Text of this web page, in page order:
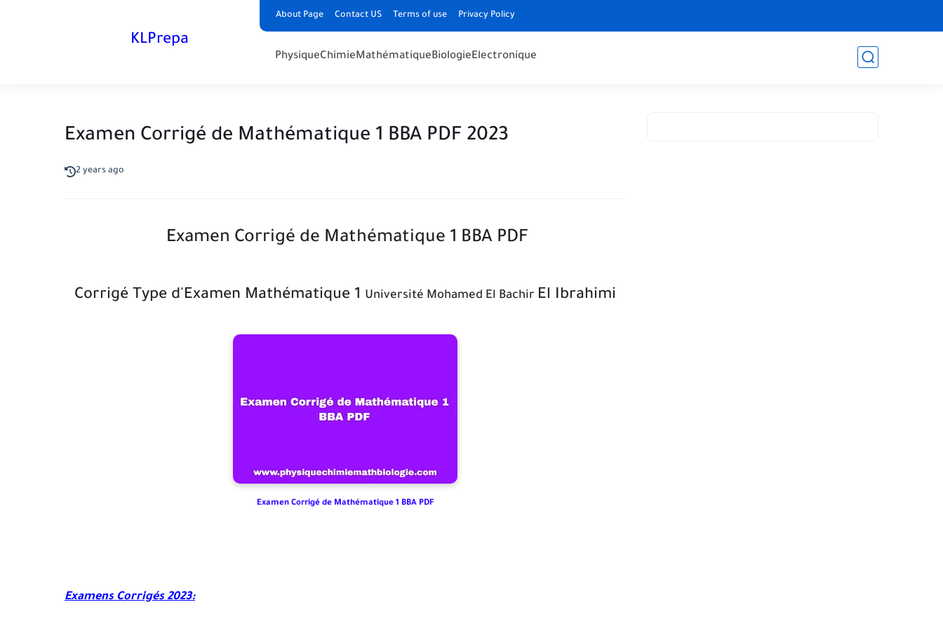
About Page Contact US Terms of use Privacy Policy
KLPrepa
PhysiqueChimieMathématiqueBiologieElectronique
Examen Corrigé de Mathématique 1 BBA PDF 2023
2 years ago
Examen Corrigé de Mathématique 1 BBA PDF
Corrigé Type d'Examen Mathématique 1 Université Mohamed El Bachir El Ibrahimi
Examen Corrigé de Mathématique 1 BBA PDF
Examens Corrigés 2023: